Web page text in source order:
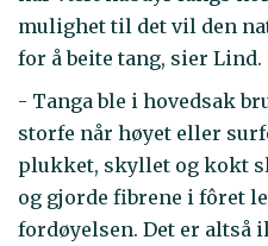
mulighet til det vil den
for å beite tang, sier Lind.
- Tanga ble i hovedsak
storfe når høyet eller
plukket, skyllet og kokt
og gjorde fibrene i fôret
fordøyelsen. Det er altså